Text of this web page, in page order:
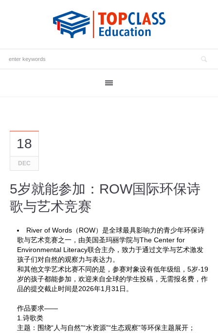
18
DEC
5岁就能参加：ROW国际环保诗
歌与艺术竞赛
River of Words（ROW）是全球最具影响力的青少年环保诗
歌与艺术竞赛之一，由美国圣玛丽学院与The Center for
Environmental Literacy联合主办，致力于通过文学与艺术激发
孩子们对自然的观察力与表达力。
和其他文学艺术比赛不同的是，参赛对象设有低年级组，5岁-19
岁的孩子都能参加，欢迎来自全球的学生投稿，无需报名费，作
品的提交截止时间是2026年1月31日。
作品要求——
1.诗歌类
主题：围绕“人与自然”“水资源”“生态观察”等环保主题展开；